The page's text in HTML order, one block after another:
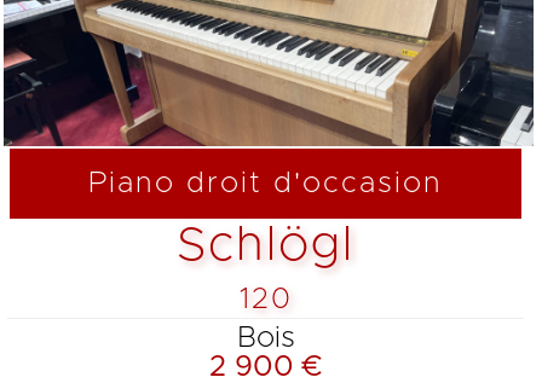
Piano droit d'occasion
Schlögl
120
Bois
2 900 €